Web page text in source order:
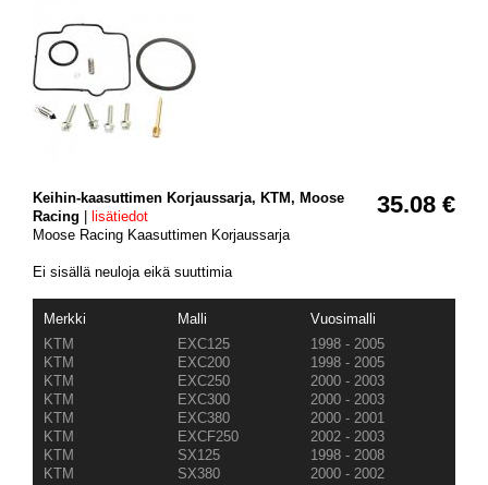
35.08 €
Keihin-kaasuttimen Korjaussarja, KTM, Moose
Racing
lisätiedot
Moose Racing Kaasuttimen Korjaussarja
Ei sisällä neuloja eikä suuttimia
Merkki Malli
Vuosimalli
KTM
EXC125
1998 - 2005
KTM
EXC200
1998 - 2005
KTM
EXC250
2000 - 2003
KTM
EXC300
2000 - 2003
KTM
EXC380
2000 - 2001
KTM
EXCF250
2002 - 2003
KTM
SX125
1998 - 2008
KTM
SX380 2000 - 2002